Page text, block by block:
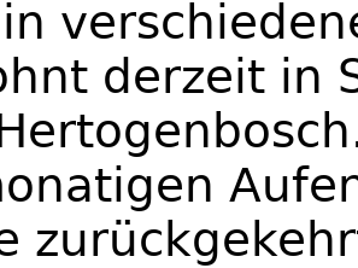
in
derzeit in